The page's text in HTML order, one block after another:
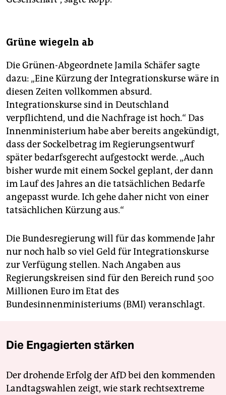
Grüne wiegeln ab
Die Grünen-Abgeordnete Jamila Schäfer sagte
dazu: „Eine Kürzung der Integrationskurse wäre in
diesen Zeiten vollkommen absurd.
Integrationskurse sind in Deutschland
verpflichtend, und die Nachfrage ist hoch.“ Das
Innenministerium habe aber bereits angekündigt,
dass der Sockelbetrag im Regierungsentwurf
später bedarfsgerecht aufgestockt werde. „Auch
bisher wurde mit einem Sockel geplant, der dann
im Lauf des Jahres an die tatsächlichen Bedarfe
angepasst wurde. Ich gehe daher nicht von einer
tatsächlichen Kürzung aus.“
Die Bundesregierung will für das kommende Jahr
nur noch halb so viel Geld für Integrationskurse
zur Verfügung stellen. Nach Angaben aus
Regierungskreisen sind für den Bereich rund 500
Millionen Euro im Etat des
Bundesinnenministeriums (BMI) veranschlagt.
Die Engagierten stärken
Der drohende Erfolg der AfD bei den kommenden
Landtagswahlen zeigt, wie stark rechtsextreme